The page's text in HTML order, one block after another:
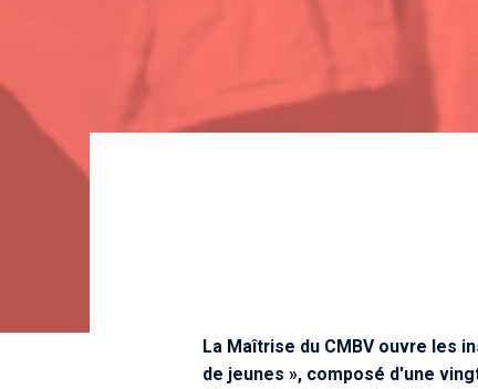
La Maîtrise du CMBV ouvre les
de jeunes », composé d'une